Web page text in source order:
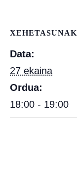
XEHETASUNAK
Data:
27 ekaina
Ordua:
18:00 - 19:00